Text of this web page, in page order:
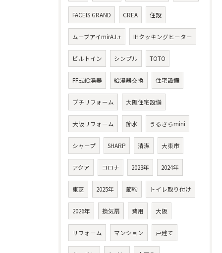
FACEIS GRAND CREA 住設
ムーブアイmirA.I.+ IHクッキングヒーター
ビルトイン シンプル TOTO
FF式給湯器 給湯器交換 住宅設備
プチリフォーム 大阪住宅設備
大阪リフォーム 節水 うるさらmini
シャープ SHARP 清潔 大東市
アクア コロナ 2023年 2024年
東芝 2025年 節約 トイレ取り付け
2026年 換気扇 費用 大阪
リフォーム マンション 戸建て